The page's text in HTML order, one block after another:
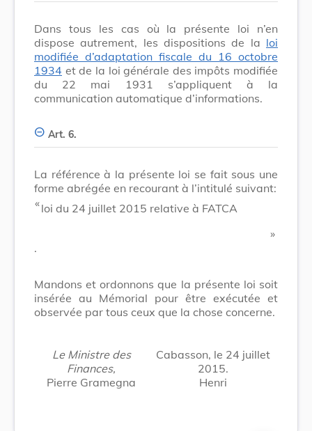
Dans tous les cas où la présente loi n’en
dispose autrement, les dispositions de la loi
modifiée d’adaptation fiscale du 16 octobre
1934 et de la loi générale des impôts modifiée
du 22 mai 1931 s’appliquent à la
communication automatique d’informations.
Art. 6.
La référence à la présente loi se fait sous une
forme abrégée en recourant à l’intitulé suivant:
​ «loi du 24 juillet 2015 relative à FATCA
​ »
.
Mandons et ordonnons que la présente loi soit
insérée au Mémorial pour être exécutée et
observée par tous ceux que la chose concerne.
Le Ministre des
Finances,
Pierre Gramegna
Cabasson, le 24 juillet
2015.
Henri